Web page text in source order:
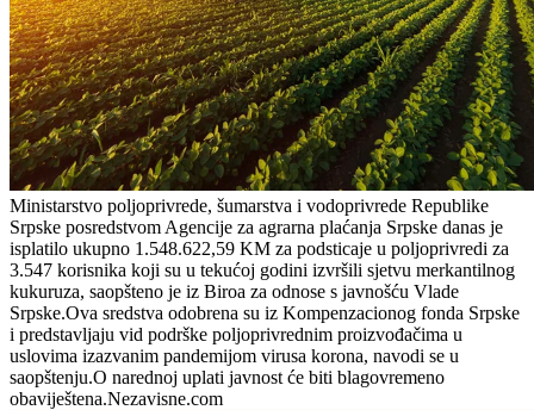
Ministarstvo poljoprivrede, šumarstva i vodoprivrede Republike
Srpske posredstvom Agencije za agrarna plaćanja Srpske danas je
isplatilo ukupno 1.548.622,59 KM za podsticaje u poljoprivredi za
3.547 korisnika koji su u tekućoj godini izvršili sjetvu merkantilnog
kukuruza, saopšteno je iz Biroa za odnose s javnošću Vlade
Srpske.Ova sredstva odobrena su iz Kompenzacionog fonda Srpske
i predstavljaju vid podrške poljoprivrednim proizvođačima u
uslovima izazvanim pandemijom virusa korona, navodi se u
saopštenju.O narednoj uplati javnost će biti blagovremeno
obaviještena.Nezavisne.com